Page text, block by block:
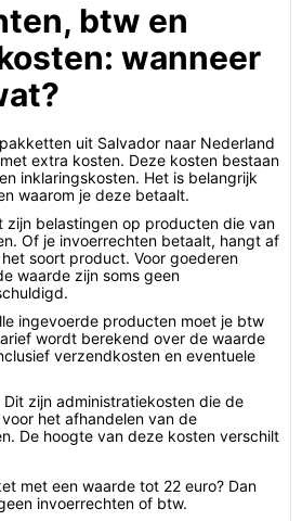
btw en
wanneer
uit Salvador naar Nederland
extra kosten. Deze kosten bestaan
inklaringskosten. Het is belangrijk
waarom je deze betaalt.
zijn belastingen op producten die van
Of je invoerrechten betaalt, hangt af
soort product. Voor goederen
waarde zijn soms geen
ingevoerde producten moet je btw
wordt berekend over de waarde
verzendkosten en eventuele
Dit zijn administratiekosten die de
het afhandelen van de
De hoogte van deze kosten verschilt
met een waarde tot 22 euro? Dan
invoerrechten of btw.